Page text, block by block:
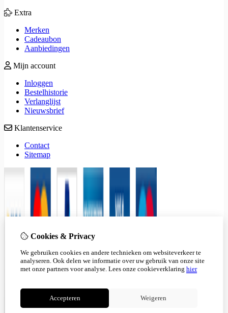
Extra
Merken
Cadeaubon
Aanbiedingen
Mijn account
Inloggen
Bestelhistorie
Verlanglijst
Nieuwsbrief
Klantenservice
Contact
Sitemap
Cookies & Privacy
We gebruiken cookies en andere technieken om websiteverkeer te
analyseren. Ook delen we informatie over uw gebruik van onze site
met onze partners voor analyse. Lees onze cookieverklaring hier
Accepteren Weigeren